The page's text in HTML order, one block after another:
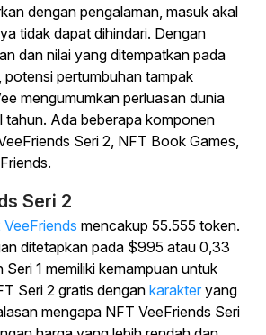
dengan pengalaman, masuk akal
tidak dapat dihindari. Dengan
dan nilai yang ditempatkan pada
potensi pertumbuhan tampak
mengumumkan perluasan dunia
tahun. Ada beberapa komponen
Seri 2, NFT Book Games,
Seri 2
VeeFriends mencakup 55.555 token.
ditetapkan pada $995 atau 0,33
Seri 1 memiliki kemampuan untuk
Seri 2 gratis dengan karakter yang
mengapa NFT VeeFriends Seri